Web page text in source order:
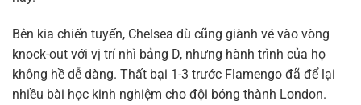
Bên kia chiến tuyến, Chelsea dù cũng giành vé vào vòng
knock-out với vị trí nhì bảng D, nhưng hành trình của họ
không hề dễ dàng. Thất bại 1-3 trước Flamengo đã để lại
nhiều bài học kinh nghiệm cho đội bóng thành London.